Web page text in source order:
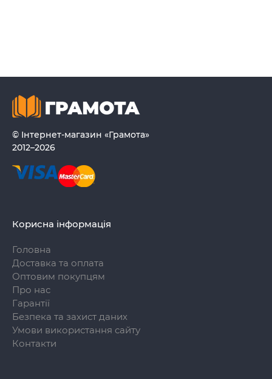
© Інтернет-магазин «Грамота»
2012–2026
Корисна інформація
Головна
Доставка та оплата
Оптовим покупцям
Про нас
Гарантії
Безпека та захист даних
Умови використання сайту
Контакти